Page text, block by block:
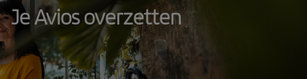
Je Avios overzetten